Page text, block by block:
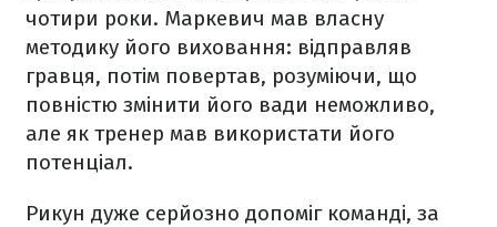
чотири роки. Маркевич мав власну
методику його виховання: відправляв
гравця, потім повертав, розуміючи, що
повністю змінити його вади неможливо,
але як тренер мав використати його
потенціал.
Рикун дуже серйозно допоміг команді, за